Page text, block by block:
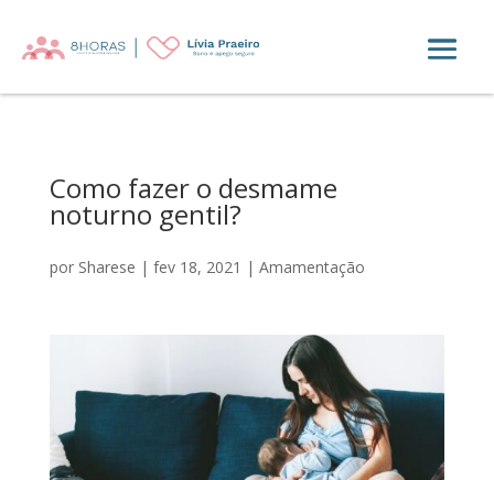
Como fazer o desmame
noturno gentil?
por Sharese | fev 18, 2021 | Amamentação